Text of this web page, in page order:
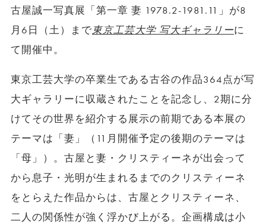
古屋誠一写真展「第一章 妻 1978.2-1981.11」が8
月6日（土）まで東京工芸大学 写大ギャラリーに
て開催中。
東京工芸大学の卒業生である古谷の作品364点が写
大ギャラリーに収蔵されたことを記念し、2期に分
けてその世界を紹介する展示の前期である本展の
テーマは「妻」（11月開催予定の後期のテーマは
「母」）。古屋と妻・クリスティーネが出会って
から息子・光明が生まれるまでのクリスティーネ
をとらえた作品からは、古屋とクリスティーネ、
二人の関係性が強く浮かび上がる。企画構成は小